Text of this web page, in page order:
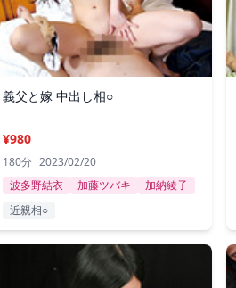
義父と嫁 中出し相○
¥980
180分 2023/02/20
波多野結衣
加藤ツバキ
加納綾子
近親相○